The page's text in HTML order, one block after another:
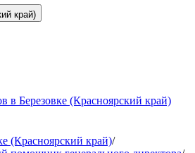
край)
в Березовке (Красноярский край)
(Красноярский край)/